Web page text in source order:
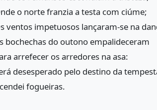
o norte franzia a testa com ciúme;
ventos impetuosos lançaram-se na
bochechas do outono empalideceram
arrefecer os arredores na asa:
desesperado pelo destino da
fogueiras.